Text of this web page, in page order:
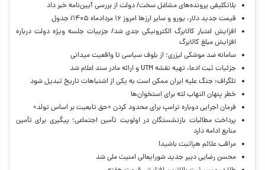
بلاتکلیفی پرونده‌های مشاغل سخت/ دولت از بررسی آیین‌نامه خبر داد
قیمت جدید دلار، یورو و سایر ارزها امروز ۱۶ مردادماه ۱۴۰۵/ جدول
افزایش اعتبار کالابرگ الکترونیکی جدی شد/ جزییات جلسه ویژه دولت درباره
افزایش مبلغ کالابرگ
سامانه ضد موشکی لیزری؛ از بلوف سیاسی تا واقعیت میدانی
جزئیات ثبت ادعا، تهیه نقشه UTM و ارائه مادر سند اعلام شد
تلگراف: جنگ علیه ایران ممکن است به یکی از اشتباهات تاریخ تبدیل شود
خطر پنهان التهاب لثه برای استخوان‌ها
فرمان اجرایی دوباره ترامپ برای محدود کردن «حق تابعیت بر اساس تولد»
پرداخت مطالبات بازنشستگان در اولویت تأمین اجتماعی؛ پیگیری برای تأمین
منابع ادامه دارد
مراقب علائم هپاتیت باشید!
محسن رضایی دبیر جدید شورایعالی امنیت ملی شد